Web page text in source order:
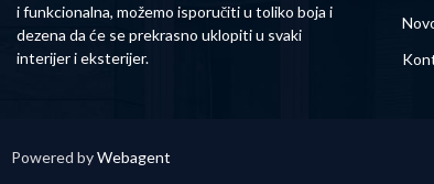
i funkcionalna, možemo isporučiti u toliko boja i
dezena da će se prekrasno uklopiti u svaki
interijer i eksterijer.
Powered byWebagent